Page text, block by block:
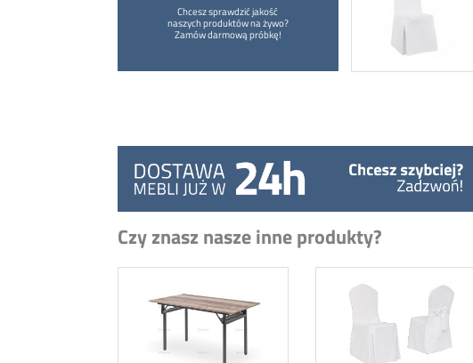
Chcesz sprawdzić jakość
naszych produktów na żywo?
Zamów darmową próbkę!
Czy znasz nasze inne produkty?